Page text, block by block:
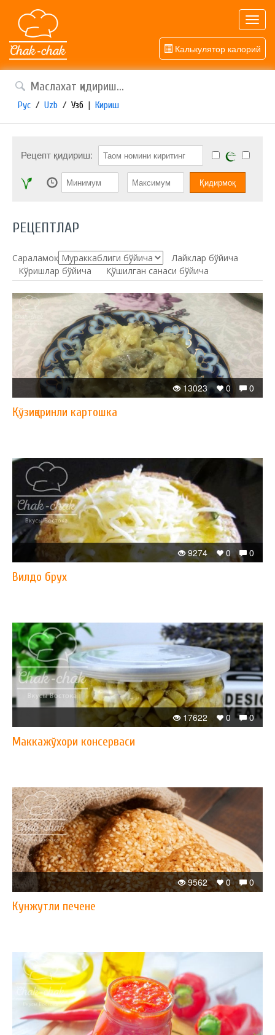
Калькулятор калорий
Рус / Uzb / Узб | Кириш
Рецепт қидириш:
РЕЦЕПТЛАР
Сараламоқ:
Лайклар бўйича
Кўришлар бўйича
Қўшилган санаси бўйича
0
0
13023
Қўзиқоринли картошка
0
0
9274
Вилдо брух
0
0
17622
Маккажўхори консерваси
0
0
9562
Кунжутли печене